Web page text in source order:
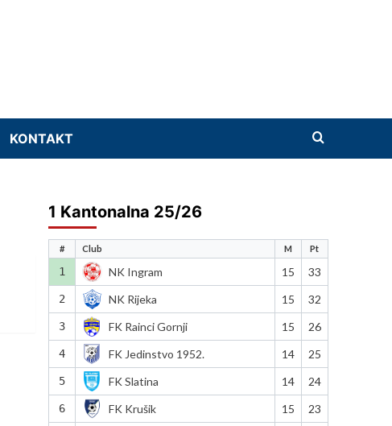
KONTAKT
1 Kantonalna 25/26
# Club M Pt
1 NK Ingram 15 33
2 NK Rijeka 15 32
3 FK Rainci Gornji 15 26
4 FK Jedinstvo 1952. 14 25
5 FK Slatina 14 24
6 FK Krušik 15 23